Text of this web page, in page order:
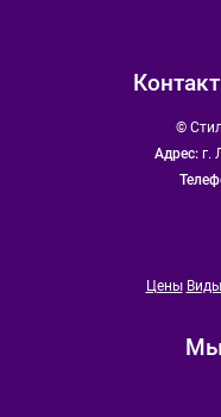
©
Адрес: г.
Цены
Мы